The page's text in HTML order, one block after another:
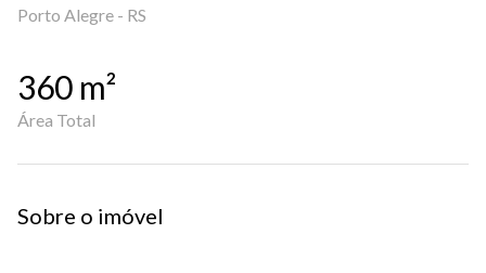
Porto Alegre - RS
360 m²
Área Total
Sobre o imóvel